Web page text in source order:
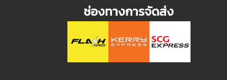
ช่องทางการจัดส่ง